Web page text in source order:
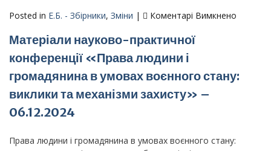
Posted in Е.Б. - Збірники, Зміни | Коментарі Вимкнено
Матеріали науково-практичної
конференції «Права людини і
громадянина в умовах воєнного стану:
виклики та механізми захисту» –
06.12.2024
Права людини і громадянина в умовах воєнного стану: